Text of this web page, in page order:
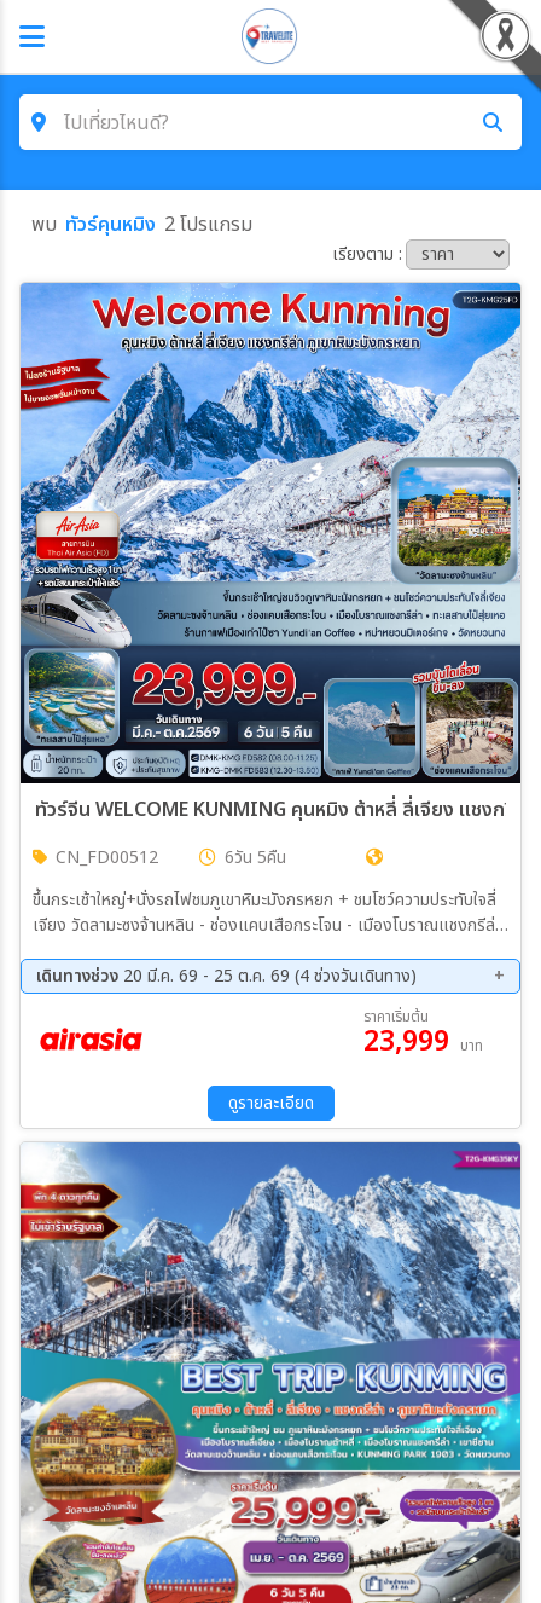
ไปเที่ยวไหนดี?
ค้นหาโปรแกรมทัวร์
ประเทศ
เมือง
สายการบิน
ตั้งแต่วันที่
ถึงวันที่
เฉพาะเดือน
ระหว่าง
ค้นหา
พบ ทัวร์คุนหมิง 2 โปรแกรม
เรียงตาม :
ทัวร์จีน WELCOME KUNMING คุนหมิง ต้าหลี่ ลี่เจียง แชงกรีล่
CN_FD00512
6วัน 5คืน
ขึ้นกระเช้าใหญ่+นั่งรถไฟชมภูเขาหิมะมังกรหยก + ชมโชว์ความประทับใจลี่
เจียง วัดลามะซงจ้านหลิน - ช่องแคบเสือกระโจน - เมืองโบราณแชงกรีล่า
หยวนมิเตอร์เกจ - วัดหยวนทง
เดินทางช่วง 20 มี.ค. 69 - 25 ต.ค. 69 (4 ช่วงวันเดินทาง)
08 ก.ย. 69 - 13 ก.ย. 69
17 ต.ค. 69 - 22 ต.ค. 69
20 ต.ค. 69 - 25 ต.ค. 69
ราคาเริ่มต้น
23,999 บาท
ดูรายละเอียด